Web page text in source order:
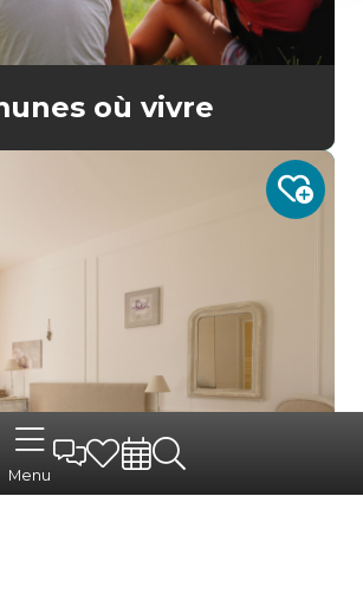
Menu
où vivre